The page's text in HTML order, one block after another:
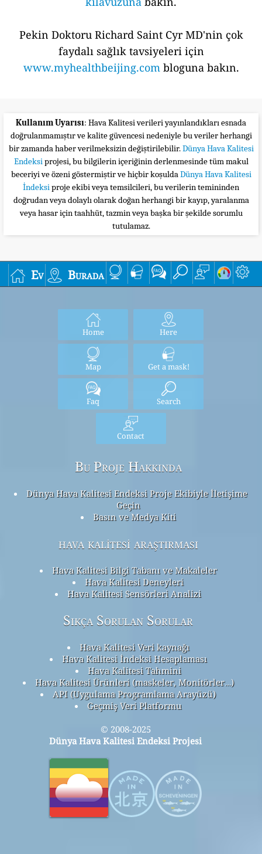
Pekin Doktoru Richard Saint Cyr MD'nin çok
faydalı sağlık tavsiyeleri için
www.myhealthbeijing.combloguna bakın.
Kullanım Uyarısı: Hava Kalitesi verileri yayınlandıkları esnada
doğrulanmamıştır ve kalite güvencesi nedeniyle bu veriler herhangi
bir zamanda haber verilmeksizin değiştirilebilir.Dünya Hava Kalitesi
Endeksiprojesi, bu bilgilerin içeriğinin derlenmesinde tüm makul
beceriyi ve özeni göstermiştir ve hiçbir koşuldaDünya Hava Kalitesi
İndeksiproje ekibi veya temsilcileri, bu verilerin temininden
doğrudan veya dolaylı olarak doğan herhangi bir kayıp, yaralanma
veya hasar için taahhüt, tazmin veya başka bir şekilde sorumlu
tutulamaz.
Ev Burada
Home Here
Map Get a mask!
Faq Search
Contact
Bu Proje Hakkında
Dünya Hava Kalitesi Endeksi Proje Ekibiyle İletişime
Geçin
Basın ve Medya Kiti
hava kalitesi araştırması
Hava Kalitesi Bilgi Tabanı ve Makaleler
Hava Kalitesi Deneyleri
Hava Kalitesi Sensörleri Analizi
Sıkça Sorulan Sorular
Hava Kalitesi Veri kaynağı
Hava Kalitesi İndeksi Hesaplaması
Hava Kalitesi Tahmini
Hava Kalitesi Ürünleri (maskeler, Monitörler…)
API (Uygulama Programlama Arayüzü)
Geçmiş Veri Platformu
© 2008-2025
Dünya Hava Kalitesi Endeksi Projesi